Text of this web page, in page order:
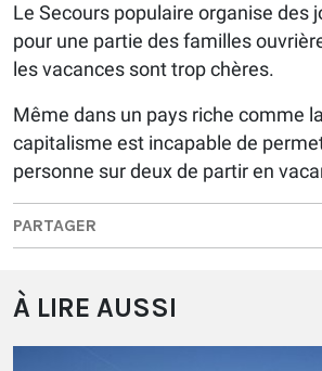
Le Secours populaire organise des
pour une partie des familles
les vacances sont trop chères.
Même dans un pays riche comme
capitalisme est incapable de
personne sur deux de partir en
PARTAGER
À LIRE AUSSI